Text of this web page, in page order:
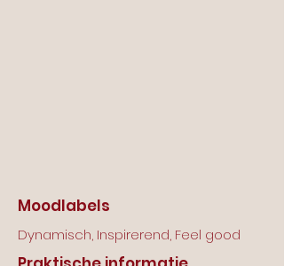
Moodlabels
Dynamisch, Inspirerend, Feel good